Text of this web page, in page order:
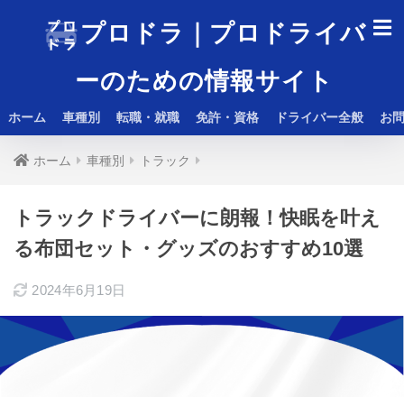
プロドラ｜プロドライバ
ーのための情報サイト
ホーム 車種別 転職・就職 免許・資格 ドライバー全般 お
ホーム 車種別 トラック
トラックドライバーに朗報！快眠を叶え
る布団セット・グッズのおすすめ10選
2024年6月19日